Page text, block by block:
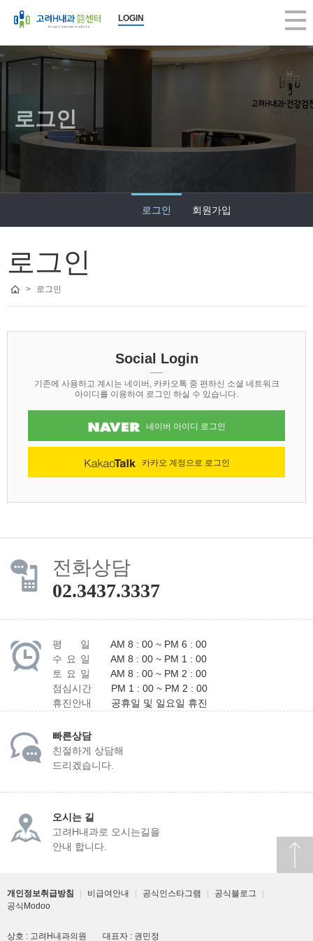
LOGIN
로그인
로그인 회원가입
로그인
> 로그인
Social Login
기존에 사용하고 계시는 네이버, 카카오톡 중 편하신 소셜 네트워크
아이디를 이용하여 로그인 하실 수 있습니다.
네이버 아이디 로그인
카카오 계정으로 로그인
전화상담
02.3437.3337
평 일
AM 8 : 00 ~ PM 6 : 00
수 요 일
AM 8 : 00 ~ PM 1 : 00
토 요 일
AM 8 : 00 ~ PM 2 : 00
점심시간
PM 1 : 00 ~ PM 2 : 00
휴진안내
공휴일 및 일요일 휴진
빠른상담
친절하게 상담해
드리겠습니다.
오시는 길
고려H내과로 오시는길을
안내 합니다.
개인정보취급방침 비급여안내 공식인스타그램 공식블로그
공식Modoo
상호 : 고려H내과의원 대표자 : 권민정